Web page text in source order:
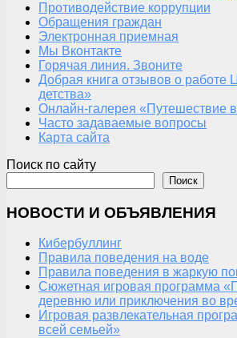
Противодействие коррупции
Обращения граждан
Электронная приемная
Мы Вконтакте
Горячая линия. Звоните
Добрая книга отзывов о работе
детства»
Онлайн-галерея «Путешествие
Часто задаваемые вопросы
Карта сайта
Поиск по сайту
Поиск
НОВОСТИ И ОБЪЯВЛЕНИЯ
Кибербуллинг
Правила поведения на воде
Правила поведения в жаркую
Сюжетная игровая программа
деревню или приключения во
Игровая развлекательная
всей семьей»